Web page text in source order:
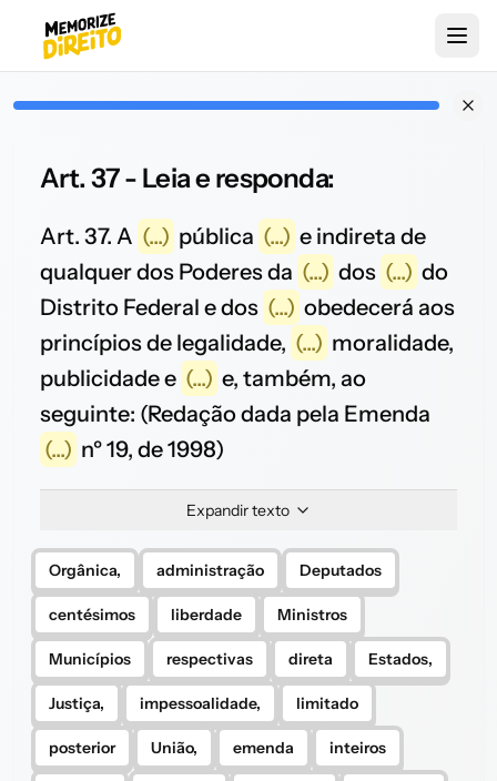
Art. 37 - Leia e responda:
Art. 37. A (...) pública (...) e indireta de
qualquer dos Poderes da (...) dos (...) do
Distrito Federal e dos (...) obedecerá aos
princípios de legalidade, (...) moralidade,
publicidade e (...) e, também, ao
seguinte: (Redação dada pela Emenda
(...) nº 19, de 1998)
Expandir texto
Orgânica, administração Deputados
centésimos liberdade Ministros
Municípios respectivas direta Estados,
Justiça, impessoalidade, limitado
posterior União, emenda inteiros